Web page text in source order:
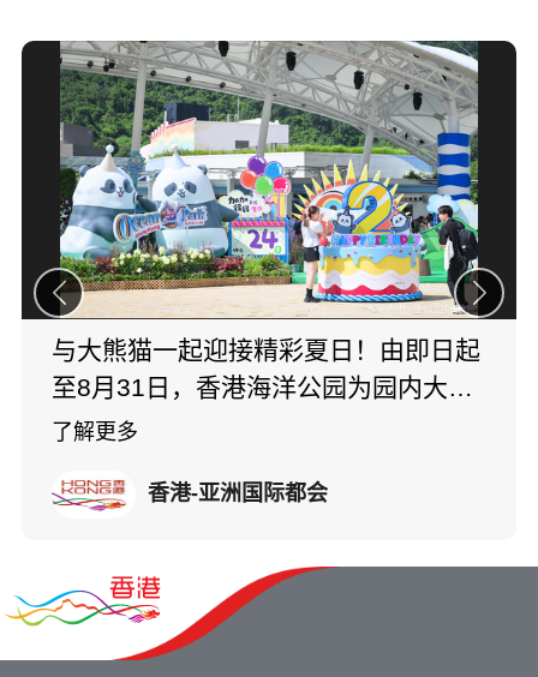
与大熊猫一起迎接精彩夏日！由即日起
至8月31日，香港海洋公园为园内大熊
猫举行生日派对；今年对快将两岁的可
得”而言，更别具意义。园内准备一连
表演，以及遍布园区的打卡位。别错过
公园正门的巨型生日倒数区，以及位于
了解更多
香港-亚洲国际都会